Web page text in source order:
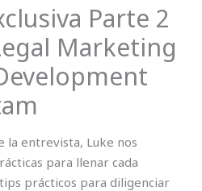
Parte 2
Marketing
la entrevista, Luke nos
para llenar cada
prácticos para diligenciar